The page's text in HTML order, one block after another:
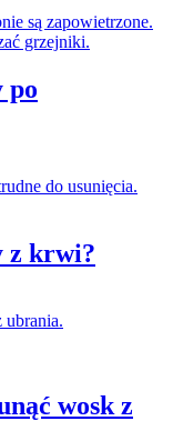
są zapowietrzone.
grzejniki.
po
do usunięcia.
z krwi?
ubrania.
wosk z